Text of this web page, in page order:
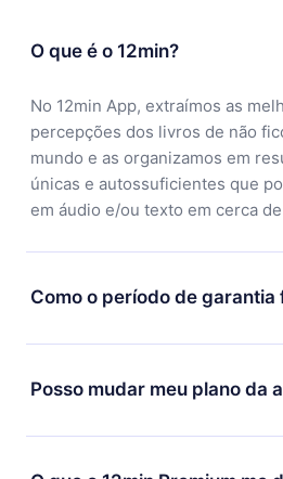
O que é o 12min?
No 12min App, extraímos as
percepções dos livros de não
mundo e as organizamos em
únicas e autossuficientes que
em áudio e/ou texto em cerca
Como o período de garantia
Você pode baixar nosso
aproveitar nossa biblioteca. Se
ficar satisfeito com nossa
Posso mudar meu plano da
Sim, mas a mudança só se
período de cobrança. Por